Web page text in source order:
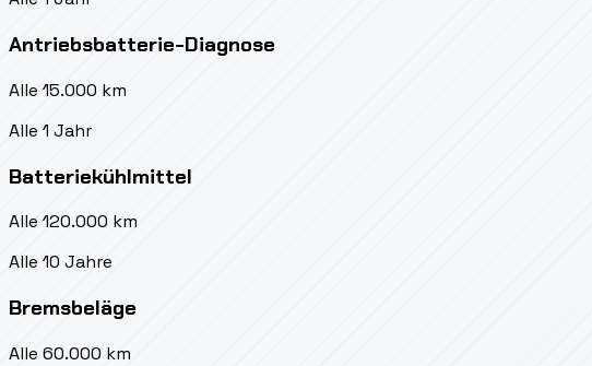
Antriebsbatterie-Diagnose
Alle 15.000 km
Alle 1 Jahr
Batteriekühlmittel
Alle 120.000 km
Alle 10 Jahre
Bremsbeläge
Alle 60.000 km